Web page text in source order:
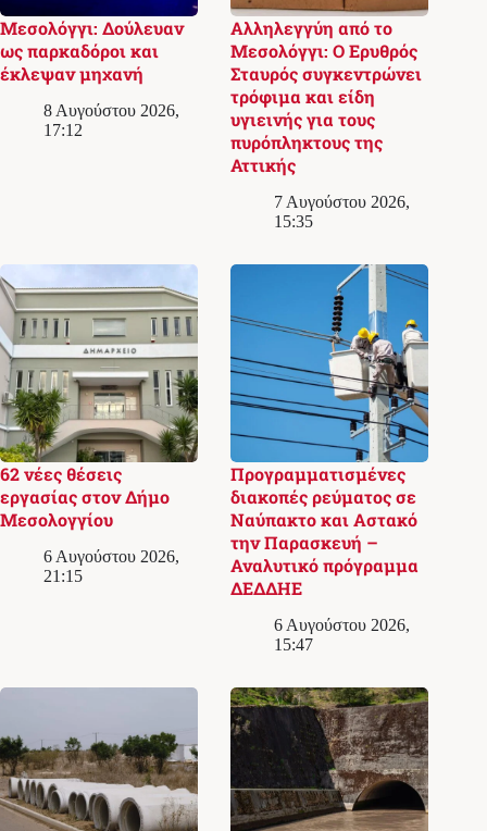
Μεσολόγγι: Δούλευαν
ως παρκαδόροι και
έκλεψαν μηχανή
8 Αυγούστου 2026,
17:12
Αλληλεγγύη από το
Μεσολόγγι: Ο Ερυθρός
Σταυρός συγκεντρώνει
τρόφιμα και είδη
υγιεινής για τους
πυρόπληκτους της
Αττικής
7 Αυγούστου 2026,
15:35
62 νέες θέσεις
εργασίας στον Δήμο
Μεσολογγίου
6 Αυγούστου 2026,
21:15
Προγραμματισμένες
διακοπές ρεύματος σε
Ναύπακτο και Αστακό
την Παρασκευή –
Αναλυτικό πρόγραμμα
ΔΕΔΔΗΕ
6 Αυγούστου 2026,
15:47